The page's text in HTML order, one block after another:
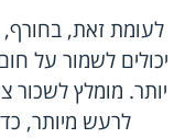
לעומת זאת, בחורף,
יכולים לשמור על
יותר. מומלץ לשכור
לרעש מיותר,